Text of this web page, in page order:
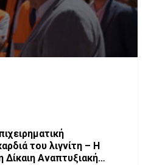
του λιγνίτη – Η
Δίκαιη Αναπτυξιακή